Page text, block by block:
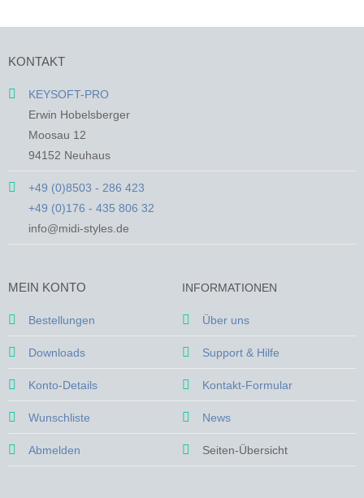
auf.
Optionen
auf
der
Produktseite
gewählt
werden
der
KONTAKT
KEYSOFT-PRO
Erwin Hobelsberger
Moosau 12
94152 Neuhaus
+49 (0)8503 - 286 423
+49 (0)176 - 435 806 32
info@midi-styles.de
MEIN KONTO
Bestellungen
Downloads
Konto-Details
Wunschliste
Abmelden
INFORMATIONEN
Über uns
Support & Hilfe
Kontakt-Formular
News
Seiten-Übersicht